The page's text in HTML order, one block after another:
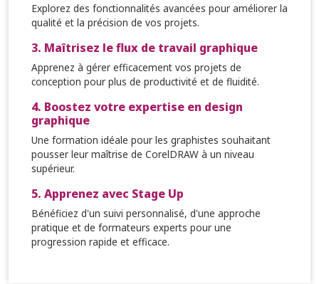
Explorez des fonctionnalités avancées pour améliorer la
qualité et la précision de vos projets.
3. Maîtrisez le flux de travail graphique
Apprenez à gérer efficacement vos projets de
conception pour plus de productivité et de fluidité.
4. Boostez votre expertise en design
graphique
Une formation idéale pour les graphistes souhaitant
pousser leur maîtrise de CorelDRAW à un niveau
supérieur.
5. Apprenez avec Stage Up
Bénéficiez d'un suivi personnalisé, d'une approche
pratique et de formateurs experts pour une
progression rapide et efficace.